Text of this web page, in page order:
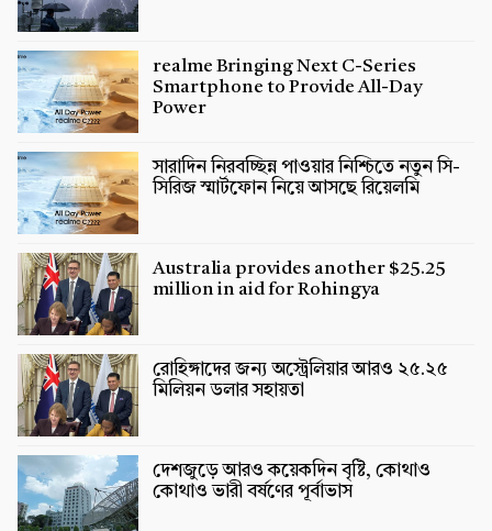
realme Bringing Next C-Series
Smartphone to Provide All-Day
Power
সারাদিন নিরবচ্ছিন্ন পাওয়ার নিশ্চিতে নতুন সি-
সিরিজ স্মার্টফোন নিয়ে আসছে রিয়েলমি
Australia provides another $25.25
million in aid for Rohingya
রোহিঙ্গাদের জন্য অস্ট্রেলিয়ার আরও ২৫.২৫
মিলিয়ন ডলার সহায়তা
দেশজুড়ে আরও কয়েকদিন বৃষ্টি, কোথাও
কোথাও ভারী বর্ষণের পূর্বাভাস